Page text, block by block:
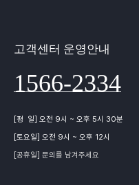
고객센터 운영안내
1566-2334
[평 일] 오전 9시 ~ 오후 5시 30분
[토요일] 오전 9시 ~ 오후 12시
[공휴일] 문의를 남겨주세요